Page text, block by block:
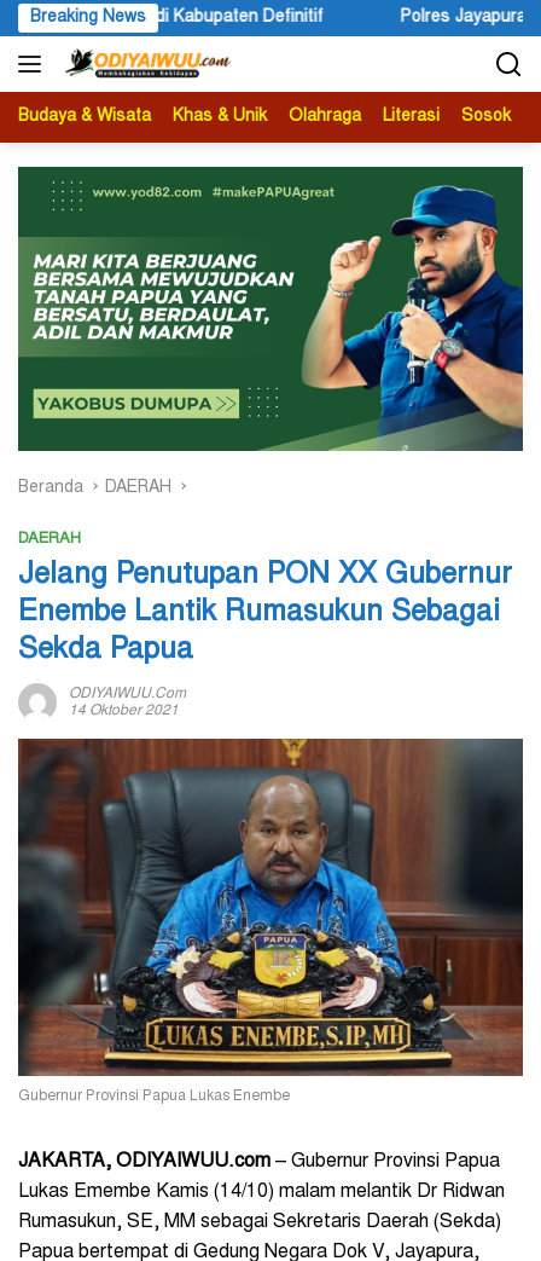
Langsung
ke
konten
Breaking News
Definitif Polres Jayapura Lakukan Penyelidikan
Budaya & Wisata Khas & Unik Olahraga Literasi Sosok
Beranda DAERAH
DAERAH
Jelang Penutupan PON XX Gubernur
Enembe Lantik Rumasukun Sebagai
Sekda Papua
ODIYAIWUU.com
14 Oktober 2021
Gubernur Provinsi Papua Lukas Enembe
JAKARTA, ODIYAIWUU.com – Gubernur Provinsi Papua
Lukas Emembe Kamis (14/10) malam melantik Dr Ridwan
Rumasukun, SE, MM sebagai Sekretaris Daerah (Sekda)
Papua bertempat di Gedung Negara Dok V, Jayapura,